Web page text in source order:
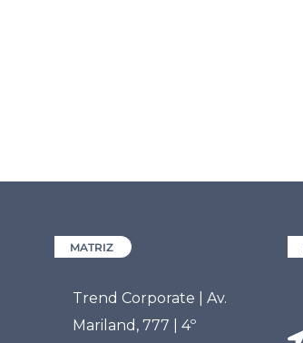
MATRIZ
Trend Corporate | Av.
Mariland, 777 | 4º